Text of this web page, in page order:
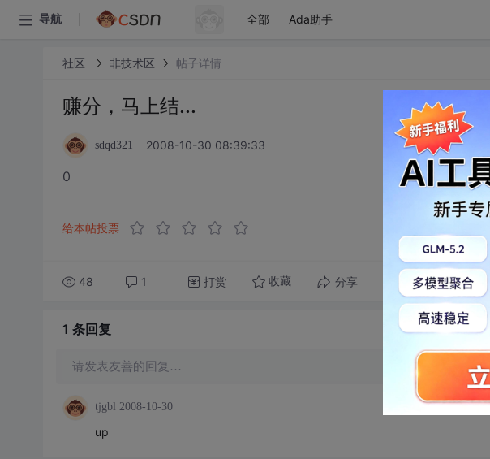
导航 全部 Ada助手
社区 非技术区 帖子详情
赚分，马上结...
sdqd321 2008-10-30 08:39:33
0
给本帖投票
48 1 打赏 收藏 分享 转发到动态
1 条回复
请发表友善的回复…
tjgbl 2008-10-30
up